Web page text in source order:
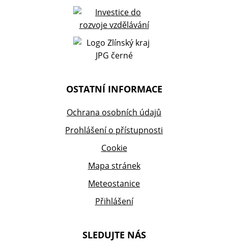
OSTATNÍ INFORMACE
Ochrana osobních údajů
Prohlášení o přístupnosti
Cookie
Mapa stránek
Meteostanice
Přihlášení
SLEDUJTE NÁS